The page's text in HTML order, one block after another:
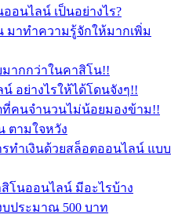
อนไลน์ เป็นอย่างไร?
มาทำความรู้จักให้มากเพิ่ม
มากกว่าในคาสิโน!!
อย่างไรให้ได้โดนจังๆ!!
ที่คนจำนวนไม่น้อยมองข้าม!!
ตามใจหวัง
ทำเงินด้วยสล็อตออนไลน์ แบบ
โนออนไลน์ มีอะไรบ้าง
บประมาณ 500 บาท